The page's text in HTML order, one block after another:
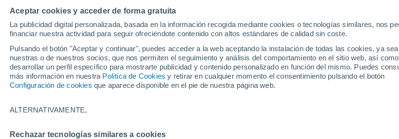
Aceptar cookies y acceder de forma gratuita
La publicidad digital personalizada, basada en la información recogida mediante cookies o tecnologías similares, nos
financiar nuestra actividad para seguir ofreciéndote contenido con altos estándares de calidad sin coste.
Pulsando el botón "Aceptar y continuar", puedes acceder a la web aceptando la instalación de todas las cookies, ya
nuestras o de nuestros socios, que nos permiten el seguimiento y análisis del comportamiento en el sitio web, así como
desarrollar un perfil específico para mostrarte publicidad y contenido personalizado en función del mismo. Puedes
más información en nuestra Política de Cookies y retirar en cualquier momento el consentimiento pulsando el botón
Configuración de cookies que aparece disponible en el pie de nuestra página web.
ALTERNATIVAMENTE,
Rechazar tecnologías similares a cookies
Inicio Argentina Tucumán
Tiempo en Tucumán
Hoy, 7 agosto Todo el día Símbolo
19°
7°
17°
Zarate